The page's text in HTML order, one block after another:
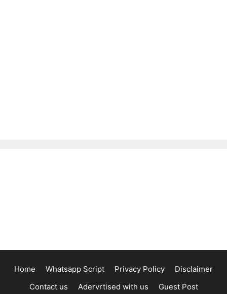
Home Whatsapp Script Privacy Policy
Disclaimer
Contact us
Adervrtised with us Guest Post